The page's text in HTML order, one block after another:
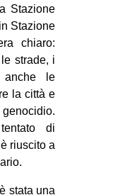
Stazione
Stazione
chiaro:
strade, i
le
la città e
di
riuscito a
stata una